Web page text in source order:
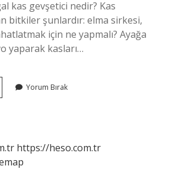
kas gevşetici nedir? Kas
bitkiler şunlardır: elma sirkesi,
için ne yapmalı? Ayağa
yaparak kasları…
Yorum Bırak
https://heso.com.tr